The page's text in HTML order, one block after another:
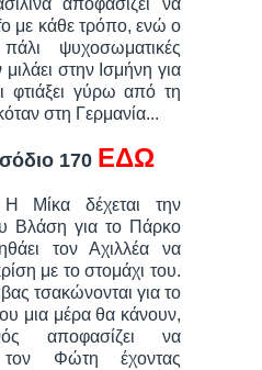
αποφασίζει να
με κάθε τρόπο, ενώ ο
ψυχοσωματικές
στην Ισμήνη για
φτιάξει γύρω από τη
στη Γερμανία...
170 ΕΔΩ
Η Μίκα δέχεται την
Βλάση για το Πάρκο
τον Αχιλλέα να
με το στομάχι του.
τσακώνονται για το
μια μέρα θα κάνουν,
αποφασίζει να
τον Φώτη έχοντας